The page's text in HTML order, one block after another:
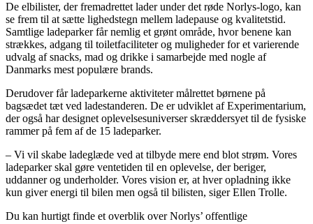
De elbilister, der fremadrettet lader under det røde Norlys-logo, kan
se frem til at sætte lighedstegn mellem ladepause og kvalitetstid.
Samtlige ladeparker får nemlig et grønt område, hvor benene kan
strækkes, adgang til toiletfaciliteter og muligheder for et varierende
udvalg af snacks, mad og drikke i samarbejde med nogle af
Danmarks mest populære brands.
Derudover får ladeparkerne aktiviteter målrettet børnene på
bagsædet tæt ved ladestanderen. De er udviklet af Experimentarium,
der også har designet oplevelsesuniverser skræddersyet til de fysiske
rammer på fem af de 15 ladeparker.
– Vi vil skabe ladeglæde ved at tilbyde mere end blot strøm. Vores
ladeparker skal gøre ventetiden til en oplevelse, der beriger,
uddanner og underholder. Vores vision er, at hver opladning ikke
kun giver energi til bilen men også til bilisten, siger Ellen Trolle.
Du kan hurtigt finde et overblik over Norlys’ offentlige